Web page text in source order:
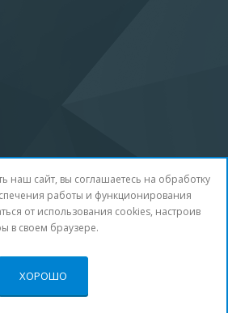
наш сайт, вы соглашаетесь на обработку
работы и функционирования
от использования cookies, настроив
в своем браузере.
ХОРОШО